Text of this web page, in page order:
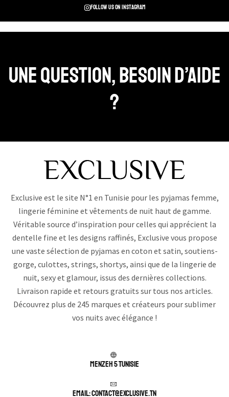
Follow us on instagram
Une question, Besoin d’aide
?
Exclusive est le site N°1 en Tunisie pour les pyjamas femme,
lingerie féminine et vêtements de nuit haut de gamme.
Véritable source d’inspiration pour celles qui apprécient la
dentelle fine et les designs raffinés, Exclusive vous propose
une vaste sélection de pyjamas en coton et satin, soutiens-
gorge, culottes, strings, shortys, ainsi que de la lingerie de
nuit, sexy et glamour, issus des dernières collections.
Livraison rapide et retours gratuits sur tous nos articles.
Découvrez plus de 245 marques et créateurs pour sublimer
vos nuits avec élégance !
Menzeh 5 TUNISIE
Email: contact@exclusive.tn